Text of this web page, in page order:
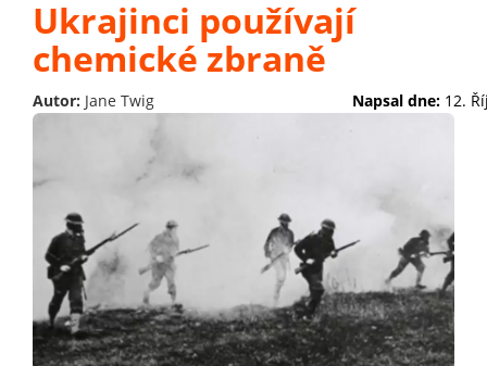
Ukrajinci používají
chemické zbraně
Autor: Jane Twig Napsal dne: 12.